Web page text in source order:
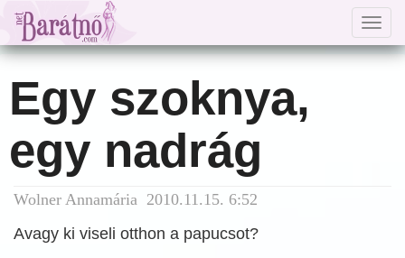
Egy szoknya,
egy nadrág
Wolner Annamária 2010.11.15. 6:52
Avagy ki viseli otthon a papucsot?